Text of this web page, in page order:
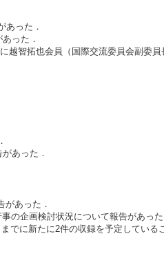
あった．
った．
智拓也会員（国際交流委員会副委
あった．
があった．
の企画検討状況について報告があった
でに新たに2件の収録を予定している